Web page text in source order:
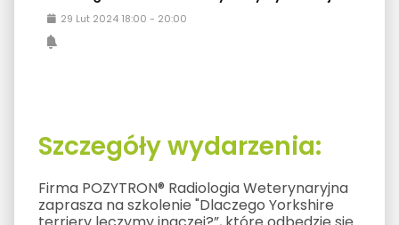
29 Lut 2024 18:00 - 20:00
Szczegóły wydarzenia:
Firma POZYTRON® Radiologia Weterynaryjna
zaprasza na szkolenie "Dlaczego Yorkshire